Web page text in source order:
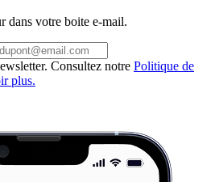
dans votre boite e-mail.
Consultez notre Politique de
plus.